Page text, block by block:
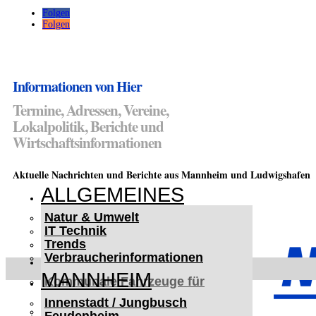
Folgen
Folgen
Informationen von Hier
Termine, Adressen, Vereine,
Lokalpolitik, Berichte und
Wirtschaftsinformationen
Aktuelle Nachrichten und Berichte aus Mannheim und Ludwigshafen
ALLGEMEINES
Natur & Umwelt
IT Technik
Trends
Verbraucherinformationen
MANNHEIM
Innenstadt / Jungbusch
< UKRAINE >
Kommunale Fahrzeuge für
Czernowitz
Nutzfahrzeuge für Czernowitz